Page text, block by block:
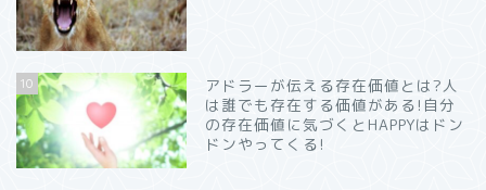
10
アドラーが伝える存在価値とは?人
は誰でも存在する価値がある!自分
の存在価値に気づくとHAPPYはドン
ドンやってくる!